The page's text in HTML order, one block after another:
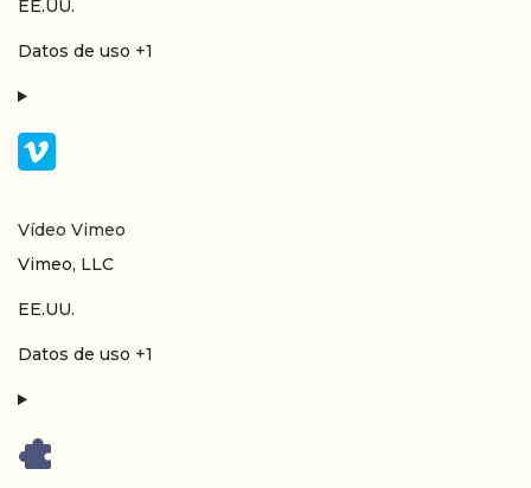
Lugar de tratamiento:
EE.UU.
Datos Personales tratados:
Datos de uso +1
Vídeo Vimeo
Empresa:
Vimeo, LLC
Lugar de tratamiento:
EE.UU.
Datos Personales tratados:
Datos de uso +1